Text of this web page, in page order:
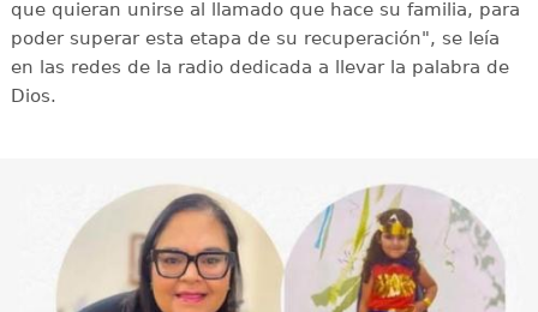
que quieran unirse al llamado que hace su familia, para
poder superar esta etapa de su recuperación", se leía
en las redes de la radio dedicada a llevar la palabra de
Dios.